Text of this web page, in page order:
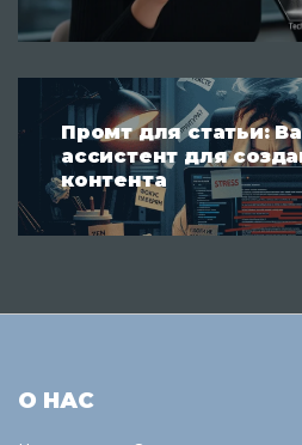
Промт для статьи:
ассистент для
контента
О НАС